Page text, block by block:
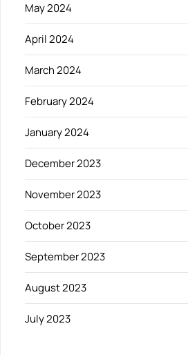
May 2024
April 2024
March 2024
February 2024
January 2024
December 2023
November 2023
October 2023
September 2023
August 2023
July 2023